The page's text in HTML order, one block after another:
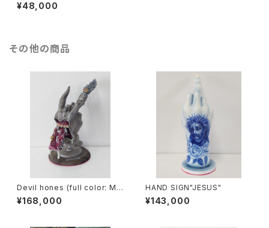
¥48,000
その他の商品
Devil hones (full color: ME
TAL paint)
¥168,000
HAND SIGN"JESUS"
¥143,000